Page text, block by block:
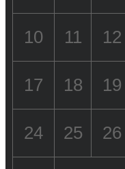
10 11 12
17 18 19
24 25 26